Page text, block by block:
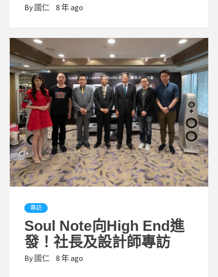
By 國仁 8 年 ago
專訪
Soul Note向High End進
發！社長及設計師專訪
By 國仁 8 年 ago